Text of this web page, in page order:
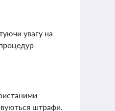
увагу на
штрафи.